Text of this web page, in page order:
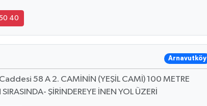
40
Arnavutköy
58 A 2. CAMİNİN (YEŞİL CAMİ) 100 METRE
ŞİRİNDEREYE İNEN YOL ÜZERİ